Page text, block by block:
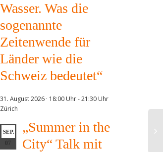
Wasser. Was die
sogenannte
Zeitenwende für
Länder wie die
Schweiz bedeutet“
31. August 2026 · 18:00 Uhr-21:30 Uhr
Zürich
SEP.
07
„Summer in the
City“ Talk mit